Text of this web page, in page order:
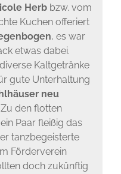
Herbbzw. vom
Kuchen offeriert
, es war
etwas dabei.
Kaltgetränke
gute Unterhaltung
neu
Zu den flotten
Paar fleißig das
tanzbegeisterte
Förderverein
doch zukünftig